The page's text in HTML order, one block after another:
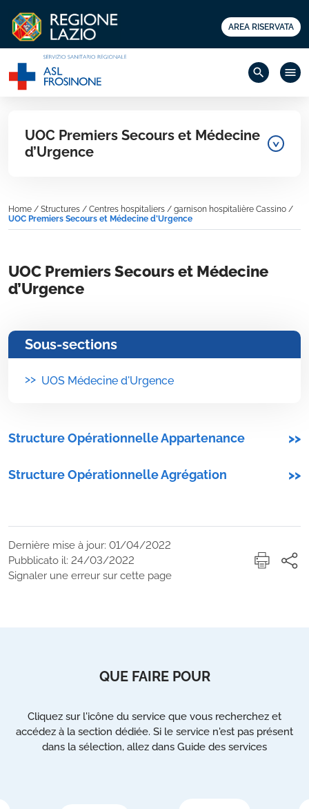
AREA RISERVATA
search menu
UOC Premiers Secours et Médecine
d’Urgence
Home / Structures / Centres hospitaliers / garnison hospitalière Cassino /
UOC Premiers Secours et Médecine d’Urgence
UOC Premiers Secours et Médecine
d’Urgence
Sous-sections
>> UOS Médecine d'Urgence
Structure Opérationnelle Appartenance >>
Structure Opérationnelle Agrégation >>
Dernière mise à jour: 01/04/2022
Pubblicato il: 24/03/2022
Signaler une erreur sur cette page
QUE FAIRE POUR
Cliquez sur l'icône du service que vous recherchez et
accédez à la section dédiée. Si le service n'est pas présent
dans la sélection, allez dans Guide des services